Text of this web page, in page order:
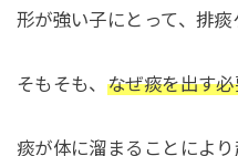
形が強い子にとって、排痰
そもそも、 なぜ痰を出す
痰が体に溜まることにより